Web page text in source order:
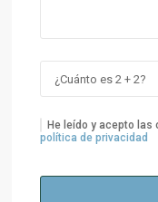
He leído y acepto
política de privacidad